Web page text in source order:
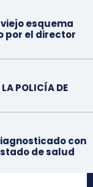
esquema
por el director
POLICÍA DE
con
de salud